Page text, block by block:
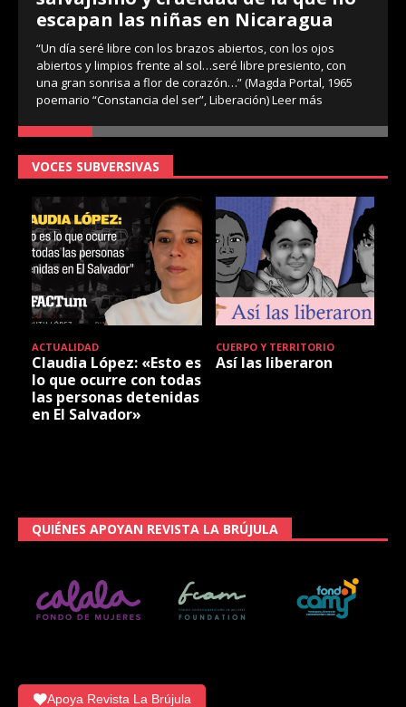
escapan las niñas en Nicaragua
“Un día seré libre con los brazos abiertos, con los ojos
abiertos y limpios frente al sol…seré libre presiento, con
una gran sonrisa a flor de corazón…” (Magda Portal, 1965
poemario “Constancia del ser”, Liberación)Leer más
VOCES SUBVERSIVAS
ACTUALIDAD
Claudia López: «Esto es
lo que ocurre con todas
las personas detenidas
en El Salvador»
CUERPO Y TERRITORIO
Así las liberaron
QUIÉNES APOYAN REVISTA LA BRÚJULA
Apoya Revista La Brújula